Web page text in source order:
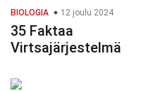
BIOLOGIA 12 joulu 2024
35 Faktaa
Virtsajärjestelmä